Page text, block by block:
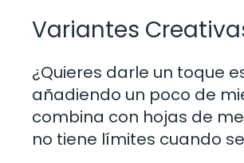
Variantes
¿Quieres darle un toque
añadiendo un poco de
combina con hojas de
no tiene límites cuando